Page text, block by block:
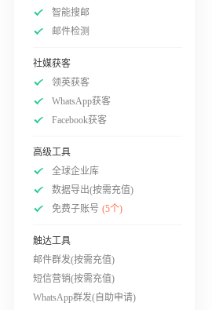
智能搜邮
邮件检测
社媒获客
领英获客
WhatsApp获客
Facebook获客
高级工具
全球企业库
数据导出(按需充值)
免费子账号 (5个)
触达工具
邮件群发(按需充值)
短信营销(按需充值)
WhatsApp群发(自助申请)